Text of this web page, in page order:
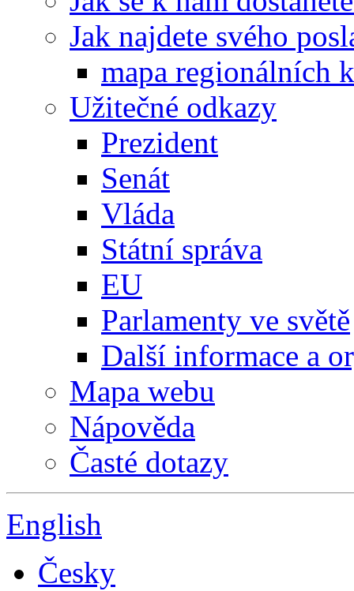
Jak najdete svého
mapa regionálních
Užitečné odkazy
Prezident
Senát
Vláda
Státní správa
EU
Parlamenty ve světě
Další informace a
Mapa webu
Nápověda
Časté dotazy
English
Česky